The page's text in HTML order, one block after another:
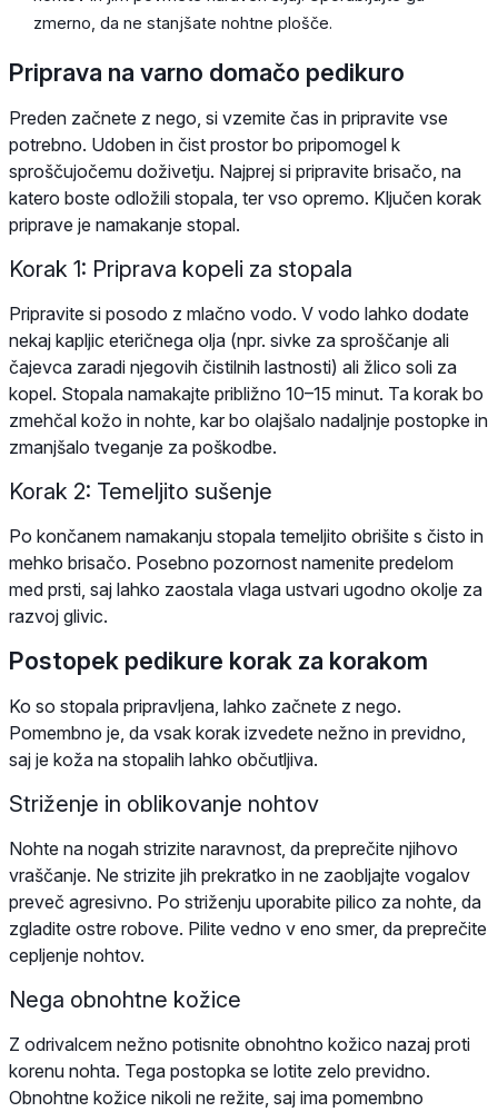
zmerno, da ne stanjšate nohtne plošče.
Priprava na varno domačo pedikuro
Preden začnete z nego, si vzemite čas in pripravite vse
potrebno. Udoben in čist prostor bo pripomogel k
sproščujočemu doživetju. Najprej si pripravite brisačo, na
katero boste odložili stopala, ter vso opremo. Ključen korak
priprave je namakanje stopal.
Korak 1: Priprava kopeli za stopala
Pripravite si posodo z mlačno vodo. V vodo lahko dodate
nekaj kapljic eteričnega olja (npr. sivke za sproščanje ali
čajevca zaradi njegovih čistilnih lastnosti) ali žlico soli za
kopel. Stopala namakajte približno 10–15 minut. Ta korak bo
zmehčal kožo in nohte, kar bo olajšalo nadaljnje postopke in
zmanjšalo tveganje za poškodbe.
Korak 2: Temeljito sušenje
Po končanem namakanju stopala temeljito obrišite s čisto in
mehko brisačo. Posebno pozornost namenite predelom
med prsti, saj lahko zaostala vlaga ustvari ugodno okolje za
razvoj glivic.
Postopek pedikure korak za korakom
Ko so stopala pripravljena, lahko začnete z nego.
Pomembno je, da vsak korak izvedete nežno in previdno,
saj je koža na stopalih lahko občutljiva.
Striženje in oblikovanje nohtov
Nohte na nogah strizite naravnost, da preprečite njihovo
vraščanje. Ne strizite jih prekratko in ne zaobljajte vogalov
preveč agresivno. Po striženju uporabite pilico za nohte, da
zgladite ostre robove. Pilite vedno v eno smer, da preprečite
cepljenje nohtov.
Nega obnohtne kožice
Z odrivalcem nežno potisnite obnohtno kožico nazaj proti
korenu nohta. Tega postopka se lotite zelo previdno.
Obnohtne kožice nikoli ne režite, saj ima pomembno